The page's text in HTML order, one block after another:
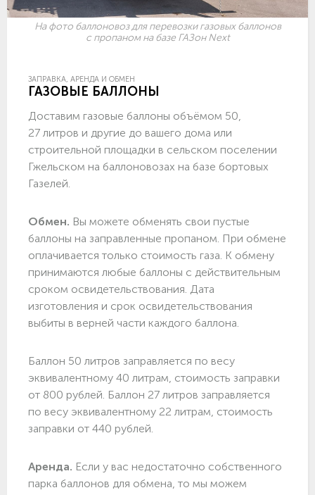
На фото баллоновоз для перевозки газовых баллонов
с пропаном на базе ГАЗон Next
ЗАПРАВКА, АРЕНДА И ОБМЕН
ГАЗОВЫЕ БАЛЛОНЫ
Доставим газовые баллоны объёмом 50,
27 литров и другие до вашего дома или
строительной площадки в сельском поселении
Гжельском на баллоновозах на базе бортовых
Газелей.
Обмен. Вы можете обменять свои пустые
баллоны на заправленные пропаном. При обмене
оплачивается только стоимость газа. К обмену
принимаются любые баллоны с действительным
сроком освидетельствования. Дата
изготовления и срок освидетельствования
выбиты в верней части каждого баллона.
Баллон 50 литров заправляется по весу
эквивалентному 40 литрам, стоимость заправки
от 800 рублей. Баллон 27 литров заправляется
по весу эквивалентному 22 литрам, стоимость
заправки от 440 рублей.
Аренда. Если у вас недостаточно собственного
парка баллонов для обмена, то мы можем